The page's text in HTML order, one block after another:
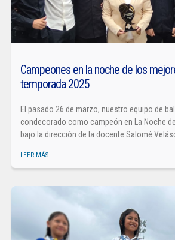
Campeones en la noche de los
temporada 2025
El pasado 26 de marzo, nuestro equipo de
condecorado como campeón en La Noche
bajo la dirección de la docente Salomé
LEER MÁS